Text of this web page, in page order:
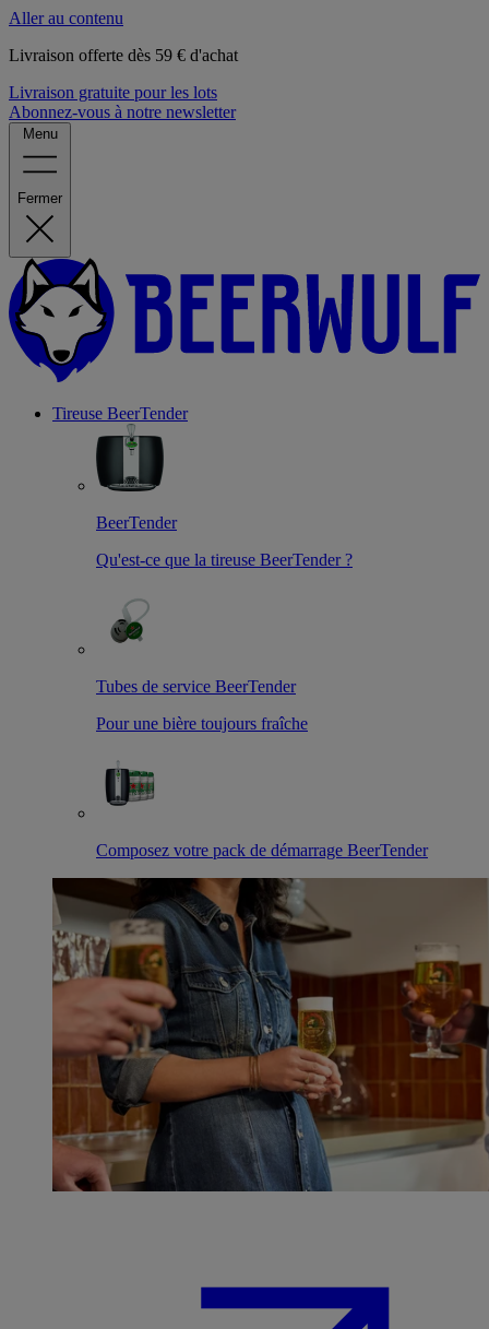
Aller au contenu
Livraison offerte dès 59 € d'achat
Livraison gratuite pour les lots
Abonnez-vous à notre newsletter
Menu
Fermer
Tireuse BeerTender
BeerTender
Qu'est-ce que la tireuse BeerTender ?
Tubes de service BeerTender
Pour une bière toujours fraîche
Composez votre pack de démarrage BeerTender